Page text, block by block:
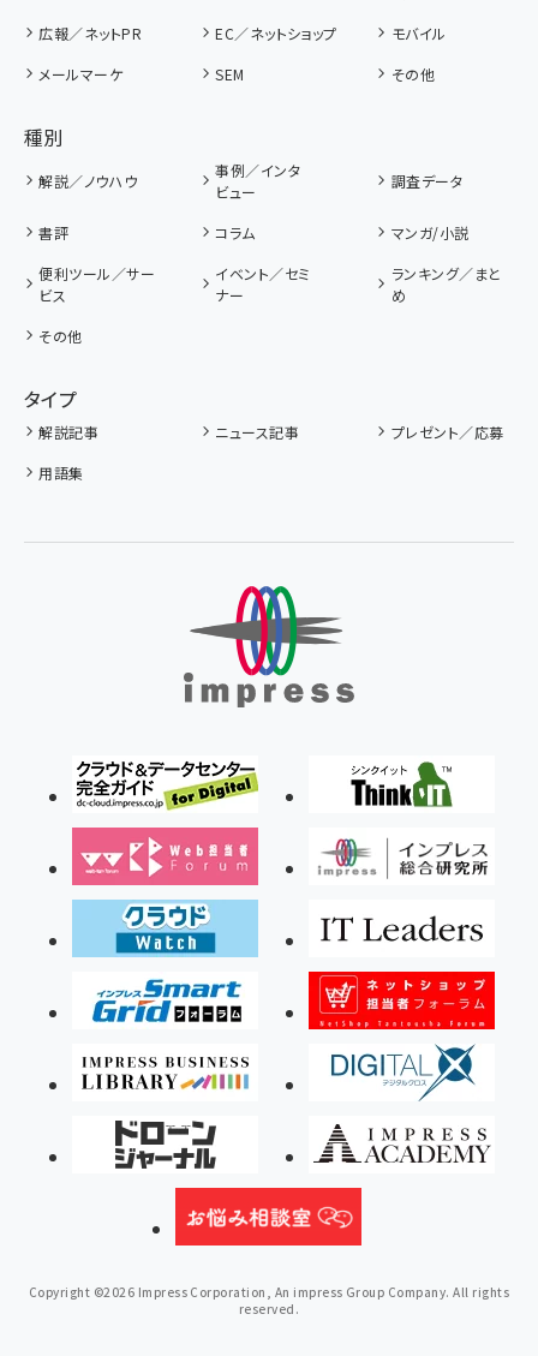
広報／ネットPR
EC／ネットショップ
モバイル
メールマーケ
SEM その他
種別
解説／ノウハウ
事例／インタ
ビュー
調査データ
書評 コラム
マンガ/小説
便利ツール／サー
ビス
イベント／セミ
ナー
ランキング／まと
め
その他
タイプ
解説記事 ニュース記事
プレゼント／応募
用語集
Copyright ©2026 Impress Corporation, An impress Group Company. All rights
reserved.